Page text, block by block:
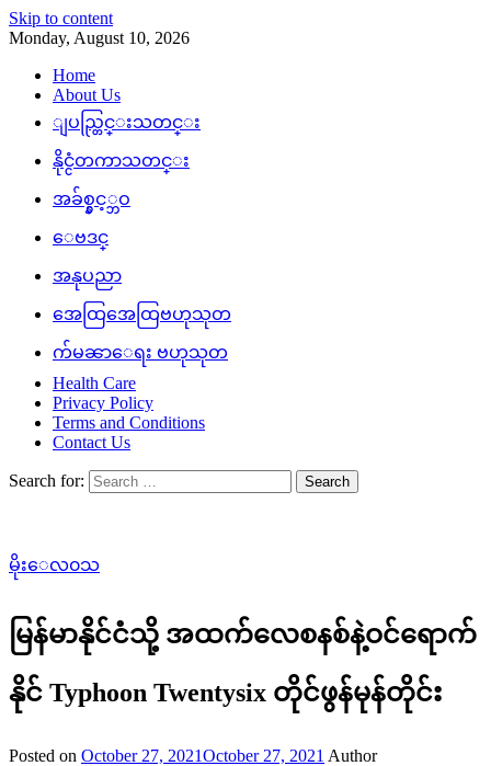
Skip to content
Monday, August 10, 2026
Home
About Us
ျပည္တြင္းသတင္း
နိုင္ငံတကာသတင္း
အခ်စ္နွင့္ဘဝ
ေဗဒင္
အနုပညာ
အေထြအေထြဗဟုသုတ
က်မၼာေရး ဗဟုသုတ
Health Care
Privacy Policy
Terms and Conditions
Contact Us
Search for:
မိုးေလ၀သ
မြန်မာနိုင်ငံသို့ အထက်လေစနစ်နဲ့ဝင်ရောက်
နိုင် Typhoon Twentysix တိုင်ဖွန်မုန်တိုင်း
Posted on October 27, 2021October 27, 2021 Author